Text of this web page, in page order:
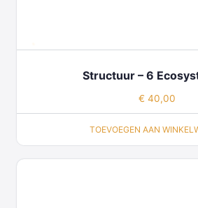
Structuur – 6
€ 40,00
TOEVOEGEN AAN